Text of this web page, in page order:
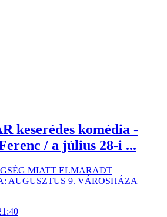
keserédes komédia -
/ a július 28-i ...
MIATT ELMARADT
AUGUSZTUS 9. VÁROSHÁZA